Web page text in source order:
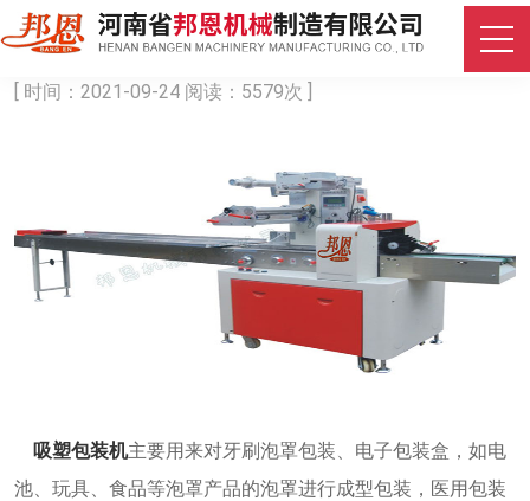
医用吸塑包装机的操作步骤
[ 时间：2021-09-24 阅读：5579次 ]
吸塑包装机主要用来对牙刷泡罩包装、电子包装盒，如电
池、玩具、食品等泡罩产品的泡罩进行成型包装，医用包装